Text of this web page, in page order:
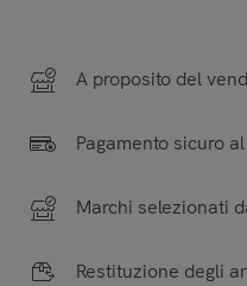
A proposito del
Pagamento sicuro
Marchi selezionati
Restituzione degli